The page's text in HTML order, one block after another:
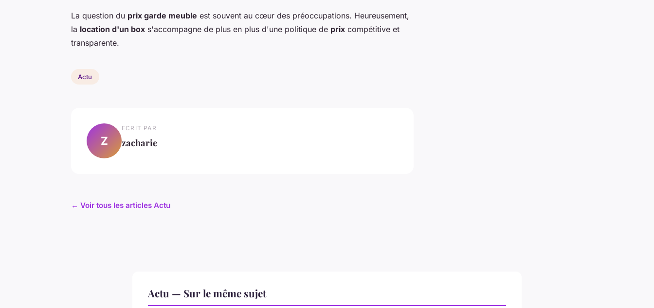
La question du prix garde meuble est souvent au cœur des préoccupations. Heureusement,
la location d'un box s'accompagne de plus en plus d'une politique de prix compétitive et
transparente.
Actu
Z
ECRIT PAR
zacharie
← Voir tous les articles Actu
Actu — Sur le même sujet